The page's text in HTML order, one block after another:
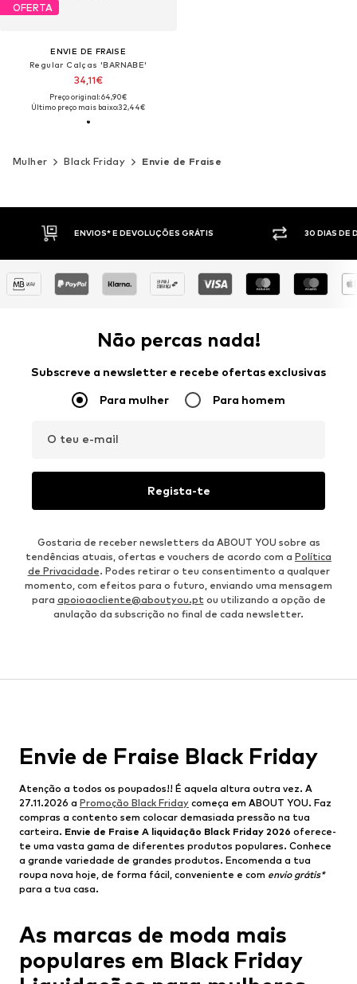
OFERTA
ENVIE DE FRAISE
Regular Calças 'BARNABE'
34,11€
Preço original: 64,90€
Último preço mais baixo:32,44€
Mulher Black Friday Envie de Fraise
ENVIOS* E DEVOLUÇÕES GRÁTIS 30 DIAS DE
Não percas nada!
Subscreve a newsletter e recebe ofertas exclusivas
Para mulher Para homem
O teu e-mail
Regista-te
Gostaria de receber newsletters da ABOUT YOU sobre as
tendências atuais, ofertas e vouchers de acordo com a Política
de Privacidade. Podes retirar o teu consentimento a qualquer
momento, com efeitos para o futuro, enviando uma mensagem
para apoioaocliente@aboutyou.pt ou utilizando a opção de
anulação da subscrição no final de cada newsletter.
Envie de Fraise Black Friday
Atenção a todos os poupados!! É aquela altura outra vez. A
27.11.2026 a Promoção Black Friday começa em ABOUT YOU. Faz
compras a contento sem colocar demasiada pressão na tua
carteira. Envie de Fraise A liquidação Black Friday 2026 oferece-
te uma vasta gama de diferentes produtos populares. Conhece
a grande variedade de grandes produtos. Encomenda a tua
roupa nova hoje, de forma fácil, conveniente e com envio grátis*
para a tua casa.
As marcas de moda mais
populares em Black Friday